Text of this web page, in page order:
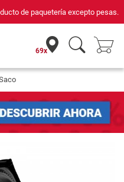
de paquetería excepto pesas.
69x